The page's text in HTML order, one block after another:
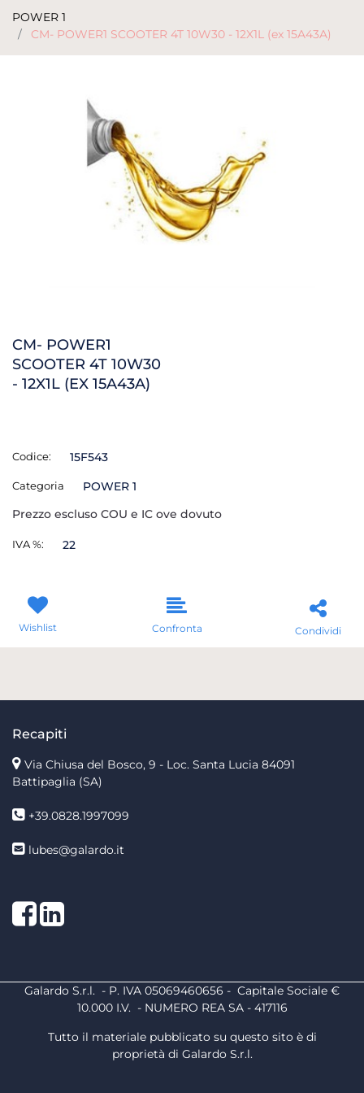
POWER 1
CM- POWER1 SCOOTER 4T 10W30 - 12X1L (ex 15A43A)
CM- POWER1
SCOOTER 4T 10W30
- 12X1L (EX 15A43A)
Codice: 15F543
Categoria
POWER 1
Prezzo escluso COU e IC ove dovuto
IVA %: 22
Wishlist Confronta Condividi
Recapiti
Via Chiusa del Bosco, 9 - Loc. Santa Lucia 84091
Battipaglia (SA)
+39.0828.1997099
lubes@galardo.it
Facebook
LinkedIn
Galardo S.r.l. - P. IVA 05069460656 - Capitale Sociale €
10.000 I.V. - NUMERO REA SA - 417116
Tutto il materiale pubblicato su questo sito è di
proprietà di Galardo S.r.l.